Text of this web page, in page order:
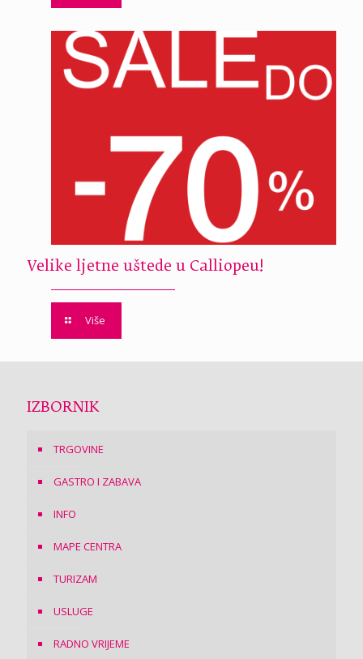
Velike ljetne uštede u Calliopeu!
Više
IZBORNIK
TRGOVINE
GASTRO I ZABAVA
INFO
MAPE CENTRA
TURIZAM
USLUGE
RADNO VRIJEME